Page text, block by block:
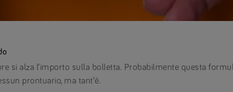
si alza l’importo sulla bolletta. Probabilmente questa
prontuario, ma tant’è.